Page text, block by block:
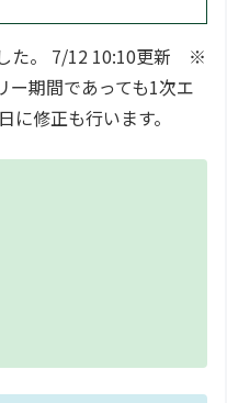
た。 7/12 10:10更新 ※
ー期間であっても1次エ
に修正も行います。